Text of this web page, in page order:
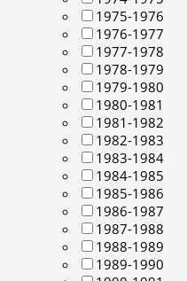
1975-1976
1976-1977
1977-1978
1978-1979
1979-1980
1980-1981
1981-1982
1982-1983
1983-1984
1984-1985
1985-1986
1986-1987
1987-1988
1988-1989
1989-1990